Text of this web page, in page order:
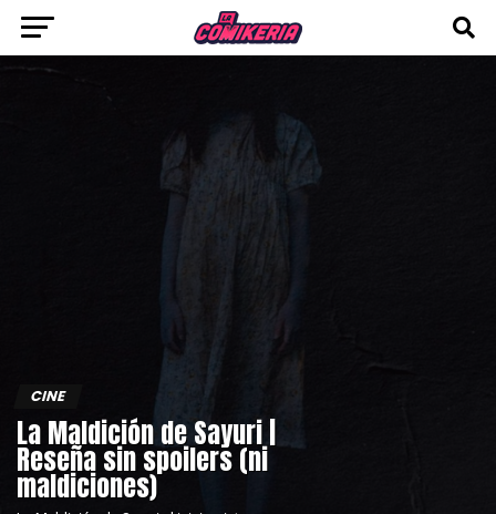
CINE
La Maldición de Sayuri |
Reseña sin spoilers (ni
maldiciones)